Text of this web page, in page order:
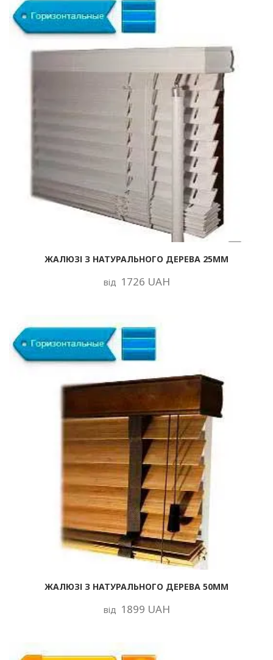
ЖАЛЮЗІ З НАТУРАЛЬНОГО ДЕРЕВА 25ММ
від 1726 UAH
ЖАЛЮЗІ З НАТУРАЛЬНОГО ДЕРЕВА 50ММ
від 1899 UAH